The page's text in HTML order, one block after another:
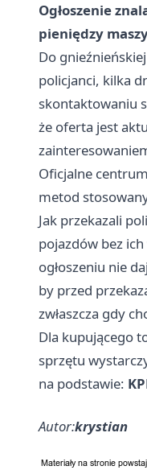
Ogłoszenie
pieniędzy
Do
policjanci, kilka
skontaktowaniu
że oferta jest
Oficjalne
metod
Jak przekazali
pojazdów bez
ogłoszeniu nie
by przed
zwłaszcza gdy
Dla kupującego
sprzętu
na podstawie:
Autor:krystian